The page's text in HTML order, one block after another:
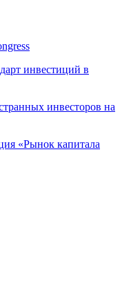
инвестиций в
инвесторов на
«Рынок капитала